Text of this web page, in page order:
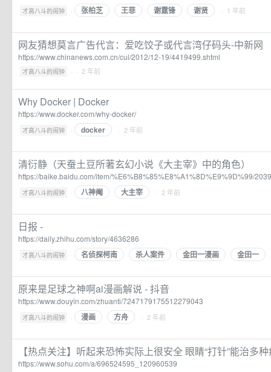
才高八斗的闹钟 · 张柏芝 王菲 谢霆锋 谢贤 · 1 年前
网友猜想莫言广告代言：爱吃饺子或代言湾仔码头-中新网
https://www.chinanews.com.cn/cul/2012/12-19/4419499.shtml
才高八斗的闹钟 · · 2 年前
Why Docker | Docker
https://www.docker.com/why-docker/
才高八斗的闹钟 · docker · 2 年前
清衍静（天蚕土豆所著玄幻小说《大主宰》中的角色）
https://baike.baidu.com/item/%E6%B8%85%E8%A1%8D%E9%9D%99/
才高八斗的闹钟 · 八神阉 大主宰 · 2 年前
日报 -
https://daily.zhihu.com/story/4636286
才高八斗的闹钟 · 名侦探柯南 杀人案件 金田一漫画 金田一
原来是足球之神啊ai漫画解说 - 抖音
https://www.douyin.com/zhuanti/7247179175512279043
才高八斗的闹钟 · 漫画 方舟 · 2 年前
【热点关注】听起来恐怖实际上很安全 眼睛“打针”能治多
https://www.sohu.com/a/696524595_120960539